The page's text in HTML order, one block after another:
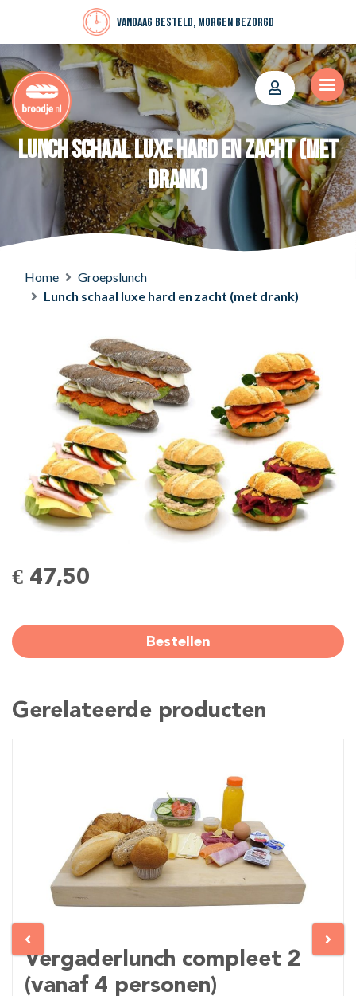
Vandaag besteld, morgen bezorgd
Lunch schaal luxe hard en zacht (met
drank)
Home
Groepslunch
Lunch schaal luxe hard en zacht (met drank)
€ 47,50
Bestellen
Gerelateerde producten
Vergaderlunch compleet 2
(vanaf 4 personen)